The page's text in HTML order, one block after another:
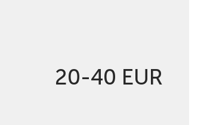
20-40 EUR